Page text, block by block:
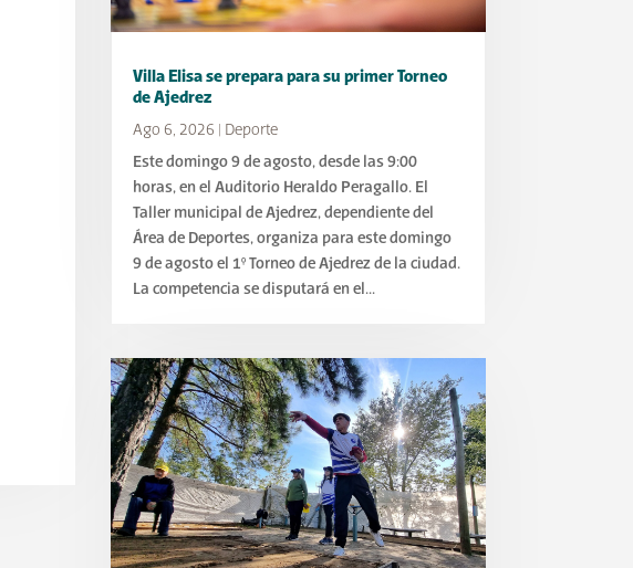
Villa Elisa se prepara para su primer Torneo
de Ajedrez
Ago 6, 2026
Deporte
Este domingo 9 de agosto, desde las 9:00
horas, en el Auditorio Heraldo Peragallo. El
Taller municipal de Ajedrez, dependiente del
Área de Deportes, organiza para este domingo
9 de agosto el 1° Torneo de Ajedrez de la ciudad.
La competencia se disputará en el...